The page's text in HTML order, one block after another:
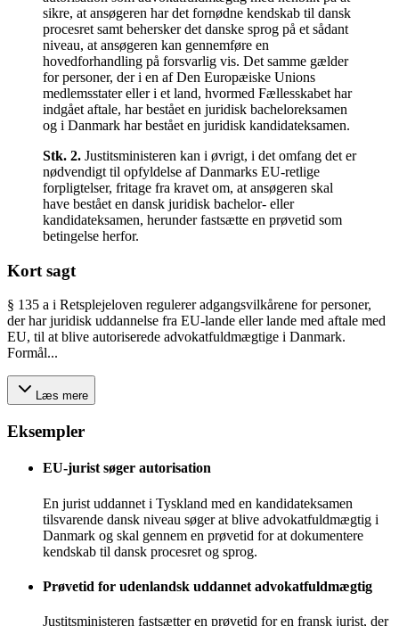
sikre, at ansøgeren har det fornødne kendskab til dansk
procesret samt behersker det danske sprog på et sådant
niveau, at ansøgeren kan gennemføre en
hovedforhandling på forsvarlig vis. Det samme gælder
for personer, der i en af Den Europæiske Unions
medlemsstater eller i et land, hvormed Fællesskabet har
indgået aftale, har bestået en juridisk bacheloreksamen
og i Danmark har bestået en juridisk kandidateksamen.
Stk. 2. Justitsministeren kan i øvrigt, i det omfang det er
nødvendigt til opfyldelse af Danmarks EU-retlige
forpligtelser, fritage fra kravet om, at ansøgeren skal
have bestået en dansk juridisk bachelor- eller
kandidateksamen, herunder fastsætte en prøvetid som
betingelse herfor.
Kort sagt
§ 135 a i Retsplejeloven regulerer adgangsvilkårene for personer,
der har juridisk uddannelse fra EU-lande eller lande med aftale med
EU, til at blive autoriserede advokatfuldmægtige i Danmark.
Formål...
Læs mere
Eksempler
EU-jurist søger autorisation
En jurist uddannet i Tyskland med en kandidateksamen
tilsvarende dansk niveau søger at blive advokatfuldmægtig i
Danmark og skal gennem en prøvetid for at dokumentere
kendskab til dansk procesret og sprog.
Prøvetid for udenlandsk uddannet advokatfuldmægtig
Justitsministeren fastsætter en prøvetid for en fransk jurist, der